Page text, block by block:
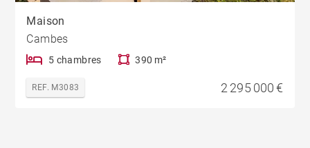
Maison
Cambes
5 chambres 390 m²
REF. M3083 2 295 000 €